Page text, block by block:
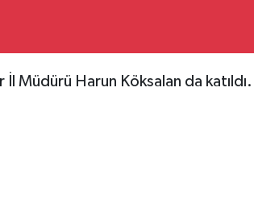
Müdürü Harun Köksalan da katıldı.